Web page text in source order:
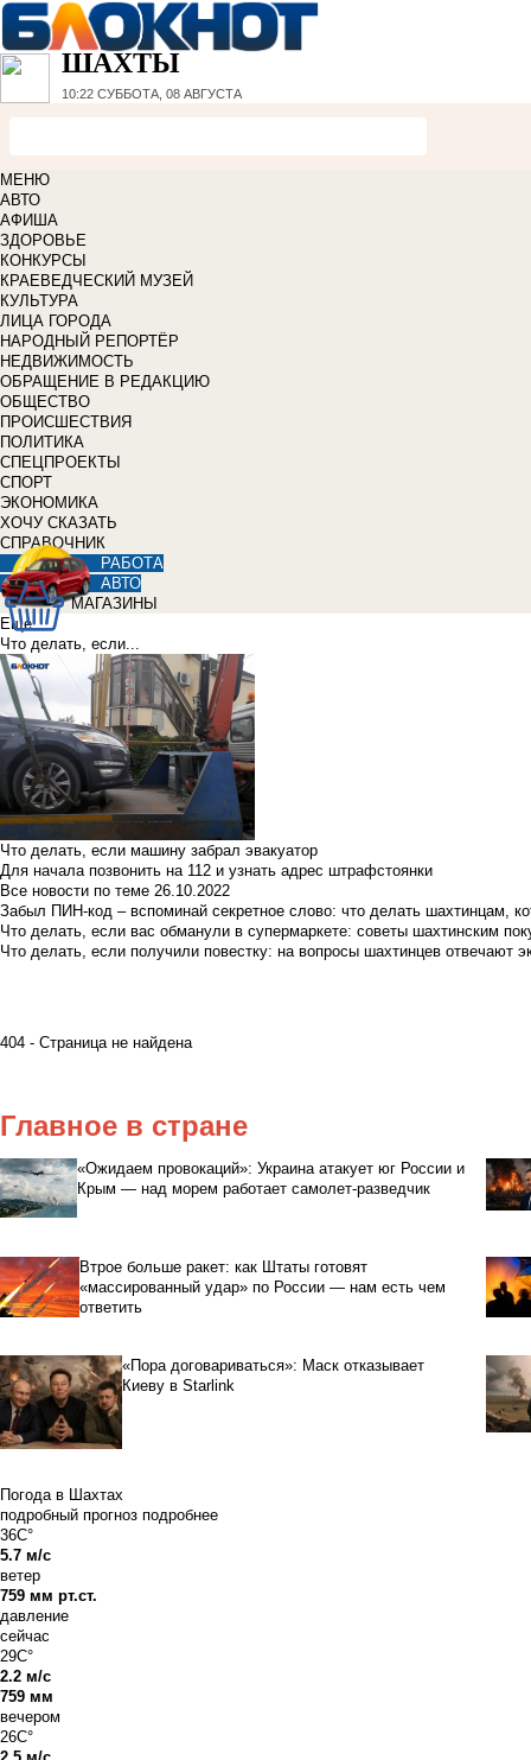
ШАХТЫ
10:22 СУББОТА, 08 АВГУСТА
МЕНЮ
АВТО
АФИША
ЗДОРОВЬЕ
КОНКУРСЫ
КРАЕВЕДЧЕСКИЙ МУЗЕЙ
КУЛЬТУРА
ЛИЦА ГОРОДА
НАРОДНЫЙ РЕПОРТЁР
НЕДВИЖИМОСТЬ
ОБРАЩЕНИЕ В РЕДАКЦИЮ
ОБЩЕСТВО
ПРОИСШЕСТВИЯ
ПОЛИТИКА
СПЕЦПРОЕКТЫ
СПОРТ
ЭКОНОМИКА
ХОЧУ СКАЗАТЬ
СПРАВОЧНИК
РАБОТА
АВТО
МАГАЗИНЫ
Еще
Что делать, если...
Что делать, если машину забрал эвакуатор
Для начала позвонить на 112 и узнать адрес штрафстоянки
Все новости по теме 26.10.2022
Забыл ПИН-код – вспоминай секретное слово: что делать шахтинцам,
Что делать, если вас обманули в супермаркете: советы шахтинским
Что делать, если получили повестку: на вопросы шахтинцев отвечают
404 - Страница не найдена
Главное в стране
«Ожидаем провокаций»: Украина атакует юг России и
Крым — над морем работает самолет-разведчик
Втрое больше ракет: как Штаты готовят
«массированный удар» по России — нам есть чем
ответить
«Пора договариваться»: Маск отказывает
Киеву в Starlink
Погода в Шахтах
подробный прогноз подробнее
36C°
5.7 м/с
ветер
759 мм рт.ст.
давление
сейчас
29C°
2.2 м/с
759 мм
вечером
26C°